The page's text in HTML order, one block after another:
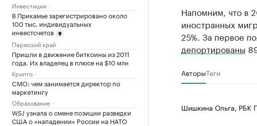
Инвестиции
В Прикамье зарегистрировано около
100 тыс. индивидуальных
инвестсчетов
Пермский край
Пришли в движение биткоины из 2011
года. Их владелец в плюсе на $10 млн
Крипто
CMO: чем занимается директор по
маркетингу
Образование
WSJ узнала о смене позиции разведки
США о «нападении» России на НАТО
Напомним, что в
иностранных
25%. За первое
депортированы
АвторыТеги
Шишкина Ольга, РБК